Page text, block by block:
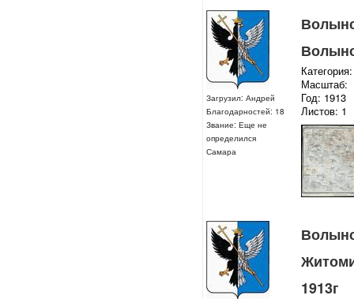
Загрузил: Андрей
Благодарностей: 18
Звание: Еще не
определился
Самара
Масштаб:
Год: 1913
Листов: 1
1913г